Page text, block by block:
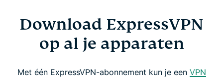
Download ExpressVPN
op al je apparaten
Met één ExpressVPN-abonnement kun je een VPN